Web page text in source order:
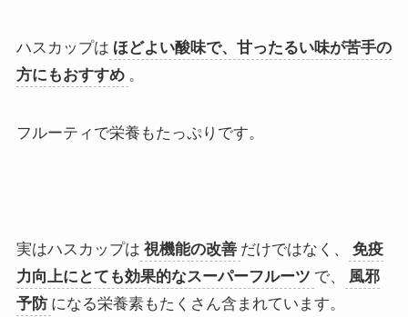
ハスカップは ほどよい酸味で、甘ったるい味が苦手の
方にもおすすめ 。
フルーティで栄養もたっぷりです。
実はハスカップは 視機能の改善 だけではなく、
免疫
力向上にとても効果的なスーパーフルーツ で、
風邪
予防 になる栄養素もたくさん含まれています。